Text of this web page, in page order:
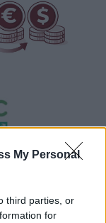
My Personal
third parties, or
for